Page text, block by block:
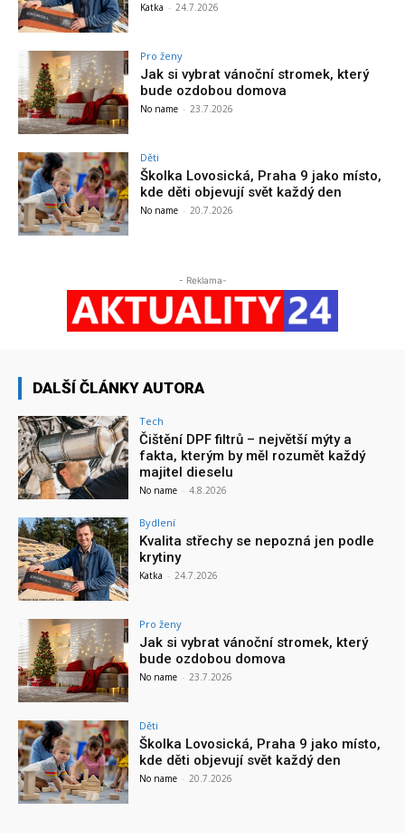
Katka - 24.7.2026
Pro ženy
Jak si vybrat vánoční stromek, který
bude ozdobou domova
No name - 23.7.2026
Děti
Školka Lovosická, Praha 9 jako místo,
kde děti objevují svět každý den
No name - 20.7.2026
- Reklama-
DALŠÍ ČLÁNKY AUTORA
Tech
Čištění DPF filtrů – největší mýty a
fakta, kterým by měl rozumět každý
majitel dieselu
No name - 4.8.2026
Bydlení
Kvalita střechy se nepozná jen podle
krytiny
Katka - 24.7.2026
Pro ženy
Jak si vybrat vánoční stromek, který
bude ozdobou domova
No name - 23.7.2026
Děti
Školka Lovosická, Praha 9 jako místo,
kde děti objevují svět každý den
No name - 20.7.2026